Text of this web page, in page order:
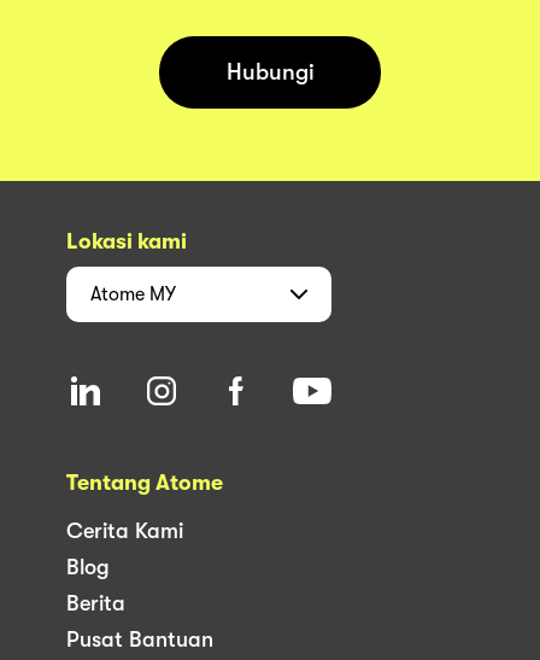
Hubungi
Lokasi kami
Atome MY
Tentang Atome
Cerita Kami
Blog
Berita
Pusat Bantuan